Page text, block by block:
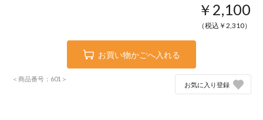
￥2,100
（税込￥ 2,310）
お買い物かごへ入れる
＜商品番号：601＞
お気に入り登録